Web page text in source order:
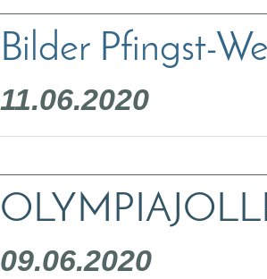
Bilder Pfingst-
11.06.2020
09.06.2020